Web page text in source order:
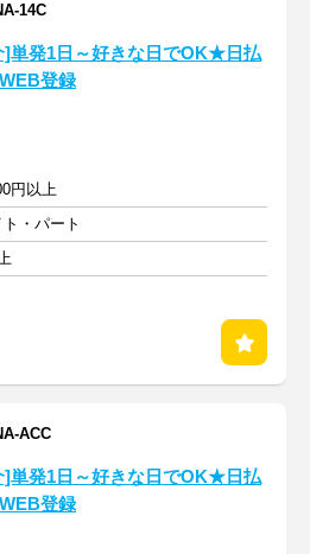
14C
]単発1日～好きな日でOK★日払
登録
円以上
・パート
ACC
]単発1日～好きな日でOK★日払
登録